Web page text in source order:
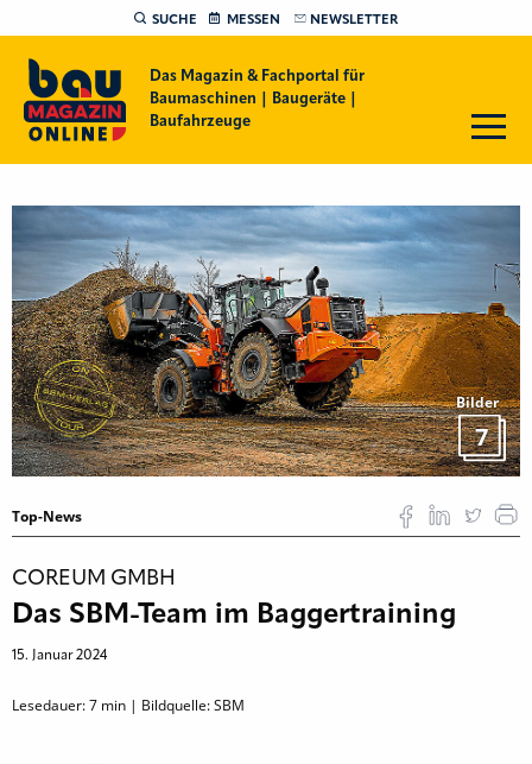
SUCHE MESSEN NEWSLETTER
Das Magazin & Fachportal für
Baumaschinen | Baugeräte |
Baufahrzeuge
Bilder
7
Top-News
COREUM GMBH
Das SBM-Team im Baggertraining
15. Januar 2024
Lesedauer:7 min | Bildquelle: SBM